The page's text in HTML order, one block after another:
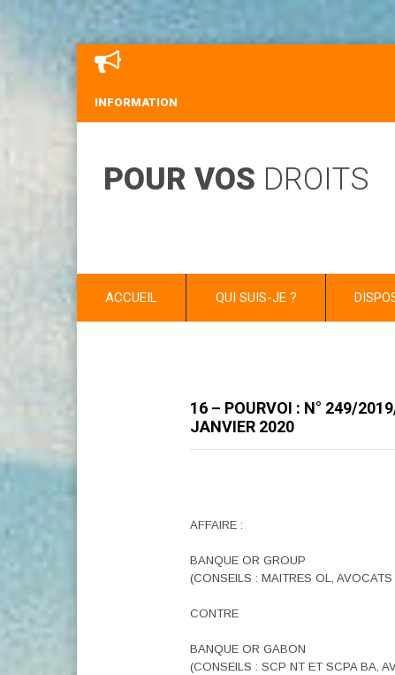
INFORMATION
POUR VOS DROITS
ACCUEIL QUI SUIS-JE ?
16 – POURVOI : N° 249/
JANVIER 2020
AFFAIRE :
BANQUE OR GROUP
(CONSEILS : MAITRES OL,
CONTRE
BANQUE OR GABON
(CONSEILS : SCP NT ET SCPA BA,